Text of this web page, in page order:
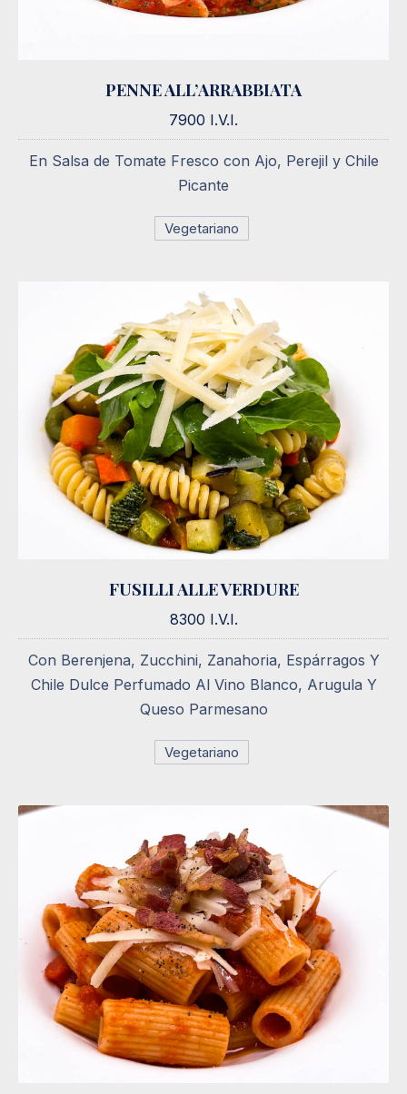
PENNE ALL’ARRABBIATA
7900 I.V.I.
En Salsa de Tomate Fresco con Ajo, Perejil y Chile
Picante
Vegetariano
FUSILLI ALLE VERDURE
8300 I.V.I.
Con Berenjena, Zucchini, Zanahoria, Espárragos Y
Chile Dulce Perfumado Al Vino Blanco, Arugula Y
Queso Parmesano
Vegetariano